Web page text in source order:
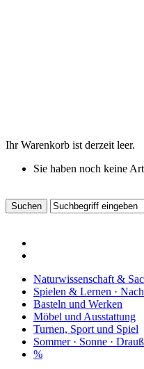
Ihr Warenkorb ist derzeit leer.
Sie haben noch keine
Naturwissenschaft &
Spielen & Lernen ·
Basteln und Werken
Möbel und Ausstattung
Turnen, Sport und Spiel
Sommer · Sonne ·
%